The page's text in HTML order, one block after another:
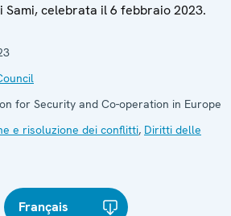
celebrata il 6 febbraio 2023.
for Security and Co-operation in Europe
e risoluzione dei conflitti, Diritti delle
Français